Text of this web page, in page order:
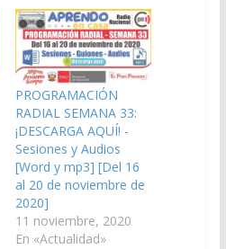
PROGRAMACIÓN
RADIAL SEMANA 33:
¡DESCARGA AQUÍ! -
Sesiones y Audios
[Word y mp3] [Del 16
al 20 de noviembre de
2020]
11 noviembre, 2020
En «Actualidad»